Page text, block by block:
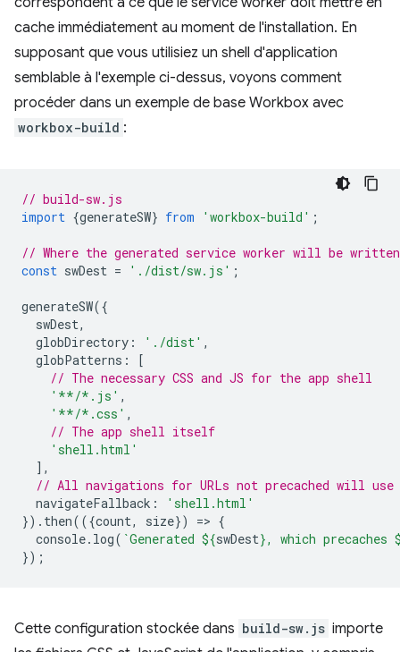
cache immédiatement au moment de l'installation. En
supposant que vous utilisiez un shell d'application
semblable à l'exemple ci-dessus, voyons comment
procéder dans un exemple de base Workbox avec
workbox-build :
// build-sw.js
import {generateSW} from 'workbox-build' ;
// Where the generated service worker will be
const swDest = './dist/sw.js' ;
generateSW({
swDest,
globDirectory : './dist' ,
globPatterns :
[
// The necessary CSS and JS for the app shell
'**/*.js' ,
'**/*.css' ,
// The app shell itself
'shell.html'
],
// All navigations for URLs not precached will use
navigateFallback :
'shell.html'
}). then(({count, size}) => {
console. log( `Generated ${swDest}, which precaches
});
Cette configuration stockée dans build-sw.js importe